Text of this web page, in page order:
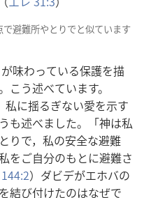
で避難所やとりでと似ています
味わっている保護を描
こう述べています。
私に揺るぎない愛を示す
も述べました。「神は私
りで， 私の安全な避難
をご自分のもとに避難さ
144:2）ダビデがエホバの
結び付けたのはなぜで